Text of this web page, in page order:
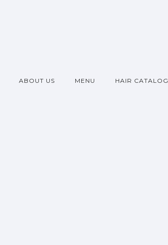
ABOUT US MENU HAIR CATALOG